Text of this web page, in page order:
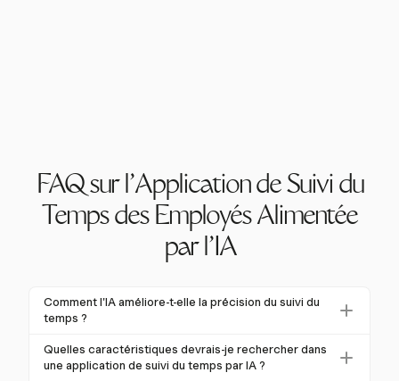
FAQ sur l'Application de Suivi du
Temps des Employés Alimentée
par l'IA
Comment l'IA améliore-t-elle la précision du suivi du
temps ?
L'IA améliore la précision du suivi du temps en
capturant et en validant automatiquement les
Quelles caractéristiques devrais-je rechercher dans
une application de suivi du temps par IA ?